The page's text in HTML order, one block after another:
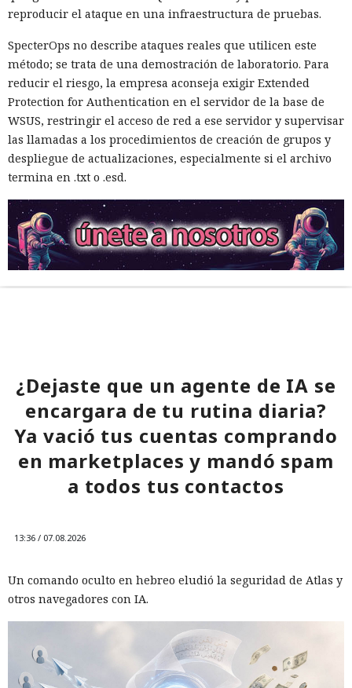
reproducir el ataque en una infraestructura de pruebas.
SpecterOps no describe ataques reales que utilicen este
método; se trata de una demostración de laboratorio. Para
reducir el riesgo, la empresa aconseja exigir Extended
Protection for Authentication en el servidor de la base de
WSUS, restringir el acceso de red a ese servidor y supervisar
las llamadas a los procedimientos de creación de grupos y
despliegue de actualizaciones, especialmente si el archivo
termina en .txt o .esd.
¿Dejaste que un agente de IA se
encargara de tu rutina diaria?
Ya vació tus cuentas comprando
en marketplaces y mandó spam
a todos tus contactos
13:36 / 07.08.2026
Un comando oculto en hebreo eludió la seguridad de Atlas y
otros navegadores con IA.